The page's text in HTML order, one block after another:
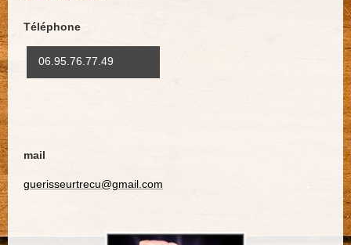
Téléphone
06.95.76.77.49
mail
guerisseurtrecu@gmail.com